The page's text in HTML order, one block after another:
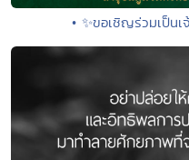
• ✨ขอเชิญร่วมเป็น